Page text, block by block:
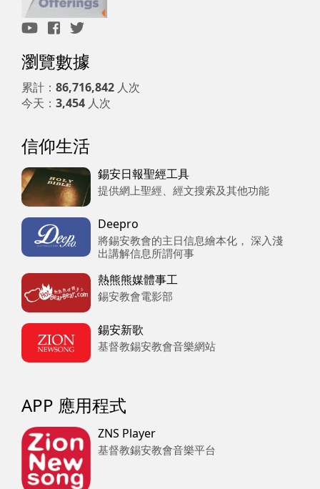
瀏覽數據
累計： 86,716,842 人次
今天： 3,454 人次
信仰生活
錫安日報聖經工具
提供網上聖經、經文搜索及其他功能
Deepro
將錫安教會的主日信息繪本化， 深入淺
出講解信息所謂何事
熱熊熊媒體事工
錫安教會電影部
錫安新歌
基督教錫安教會音樂網站
APP 應用程式
ZNS Player
基督教錫安教會音樂平台